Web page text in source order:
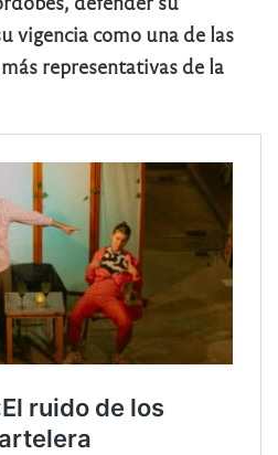
vigencia como una de las
representativas de la